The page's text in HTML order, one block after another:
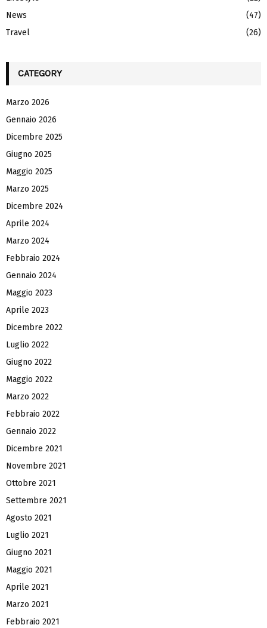
News
(47)
Travel
(26)
CATEGORY
Marzo 2026
Gennaio 2026
Dicembre 2025
Giugno 2025
Maggio 2025
Marzo 2025
Dicembre 2024
Aprile 2024
Marzo 2024
Febbraio 2024
Gennaio 2024
Maggio 2023
Aprile 2023
Dicembre 2022
Luglio 2022
Giugno 2022
Maggio 2022
Marzo 2022
Febbraio 2022
Gennaio 2022
Dicembre 2021
Novembre 2021
Ottobre 2021
Settembre 2021
Agosto 2021
Luglio 2021
Giugno 2021
Maggio 2021
Aprile 2021
Marzo 2021
Febbraio 2021